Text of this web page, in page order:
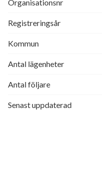
Organisationsnr
Registreringsår
Kommun
Antal lägenheter
Antal följare
Senast uppdaterad